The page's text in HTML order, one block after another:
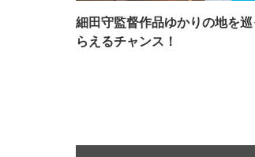
細田守監督作品ゆかりの地を
らえるチャンス！